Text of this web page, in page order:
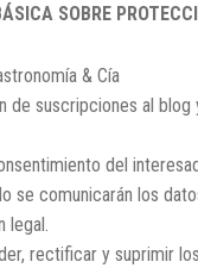
SOBRE
& Cía
de suscripciones al
del
se comunicarán los
legal.
rectificar y suprimir